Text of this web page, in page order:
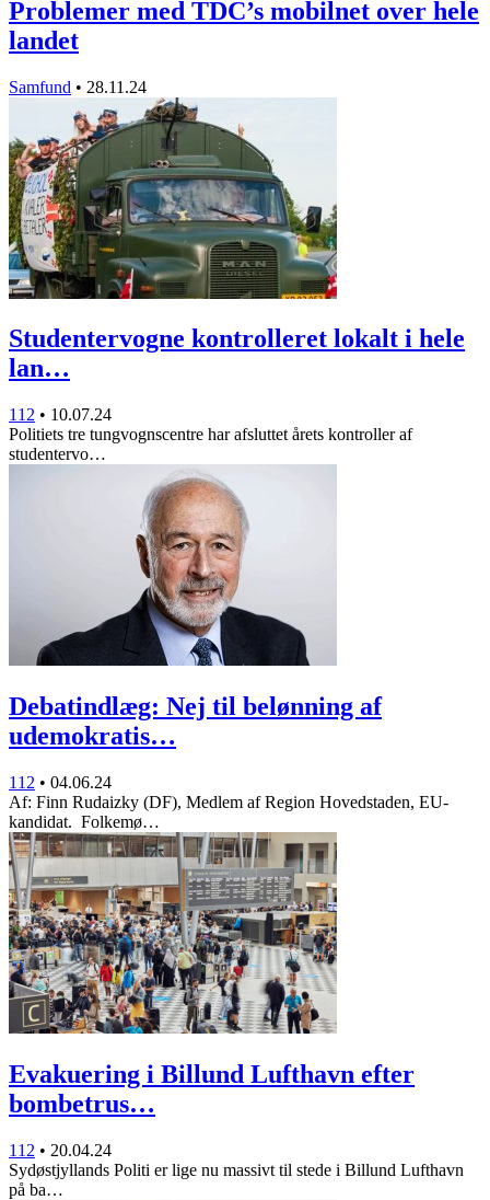
Problemer med TDC’s mobilnet over hele
landet
Samfund • 28.11.24
Studentervogne kontrolleret lokalt i hele
lan…
112 • 10.07.24
Politiets tre tungvognscentre har afsluttet årets kontroller af
studentervo…
Debatindlæg: Nej til belønning af
udemokratis…
112 • 04.06.24
Af: Finn Rudaizky (DF), Medlem af Region Hovedstaden, EU-
kandidat. Folkemø…
Evakuering i Billund Lufthavn efter
bombetrus…
112 • 20.04.24
Sydøstjyllands Politi er lige nu massivt til stede i Billund Lufthavn
på ba…